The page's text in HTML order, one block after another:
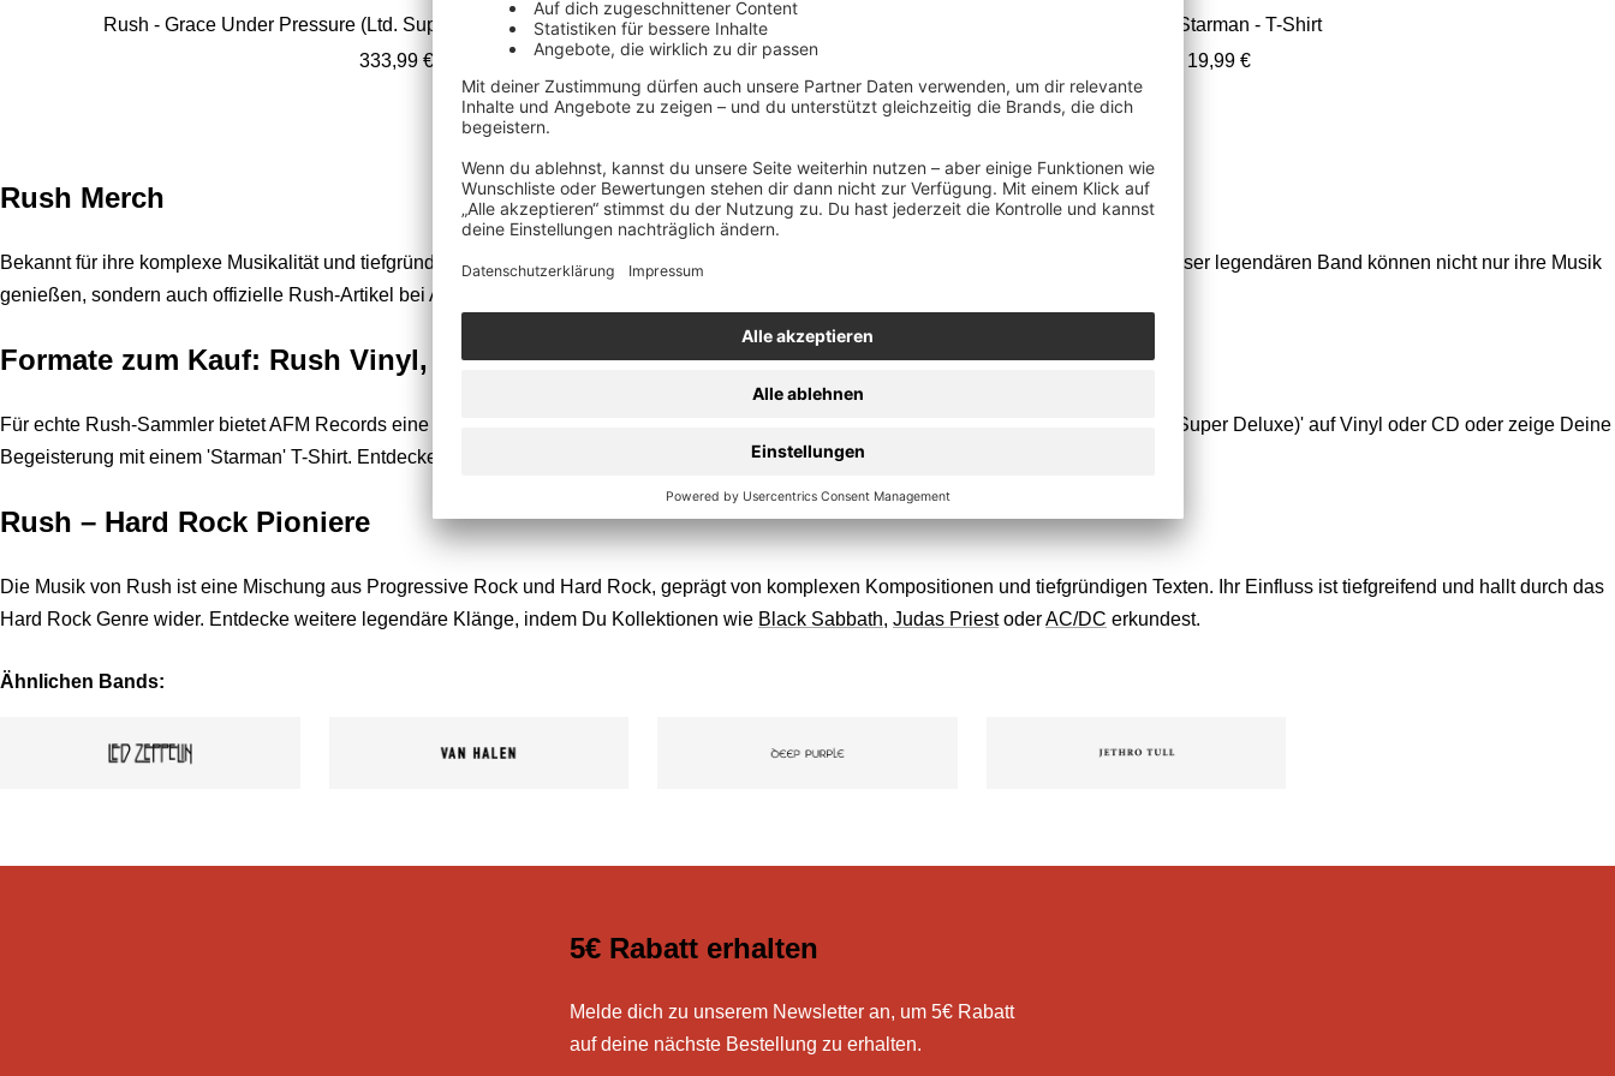
Warenkorb
Rush - Grace Under Pressure (Ltd. Super Deluxe) - 5 Vinyl + Blu-Ray
Angebotspreis
333,99 €
Rush - Starman - T-Shirt
Angebotspreis
19,99 €
Rush Merch
Bekannt für ihre komplexe Musikalität und tiefgründigen Texte, hat Rush einen bedeutenden Einfluss in der Rockwelt hinterlassen. Fans dieser legendären Band können nicht nur ihre Musik
genießen, sondern auch offizielle Rush-Artikel bei AFM Records sammeln und tragen.
Formate zum Kauf: Rush Vinyl, CDs und T-Shirts
Für echte Rush-Sammler bietet AFM Records eine Auswahl an offiziellen Merchandise-Artikeln. Tauche ein in 'Grace Under Pressure (Ltd. Super Deluxe)' auf Vinyl oder CD oder zeige Deine
Begeisterung mit einem 'Starman' T-Shirt. Entdecke unsere Kollektion und nimm ein Stück Rockgeschichte mit nach Hause!
Rush – Hard Rock Pioniere
Die Musik von Rush ist eine Mischung aus Progressive Rock und Hard Rock, geprägt von komplexen Kompositionen und tiefgründigen Texten. Ihr Einfluss ist tiefgreifend und hallt durch das
Hard Rock Genre wider. Entdecke weitere legendäre Klänge, indem Du Kollektionen wie Black Sabbath, Judas PriestoderAC/DC erkundest.
Ähnlichen Bands:
5€ Rabatt erhalten
Melde dich zu unserem Newsletter an, um 5€ Rabatt
auf deine nächste Bestellung zu erhalten.